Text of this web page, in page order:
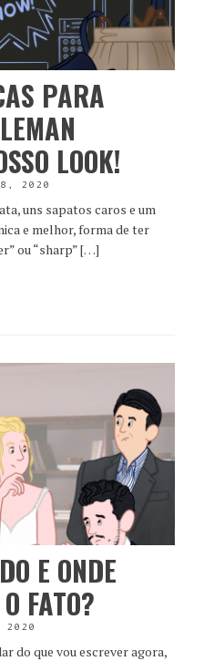
PARA
LOOK!
2020
uns sapatos caros e um
e melhor, forma de ter
ou “sharp” […]
E ONDE
FATO?
2020
do que vou escrever agora,